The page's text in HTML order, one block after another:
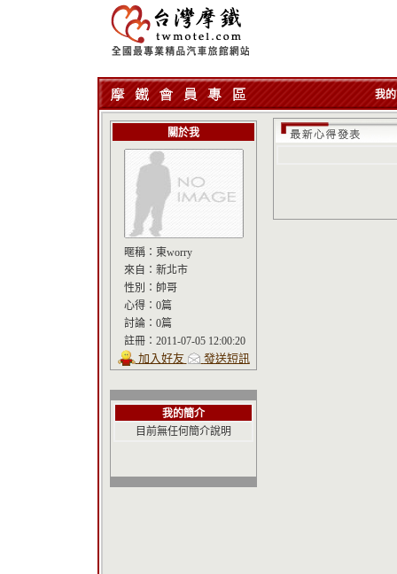
我
關於我
暱稱： 東worry
來自： 新北市
性別： 帥哥
心得： 0篇
討論： 0篇
註冊： 2011-07-05 12:00:20
加入好友 發送短訊
我的簡介
目前無任何簡介說明